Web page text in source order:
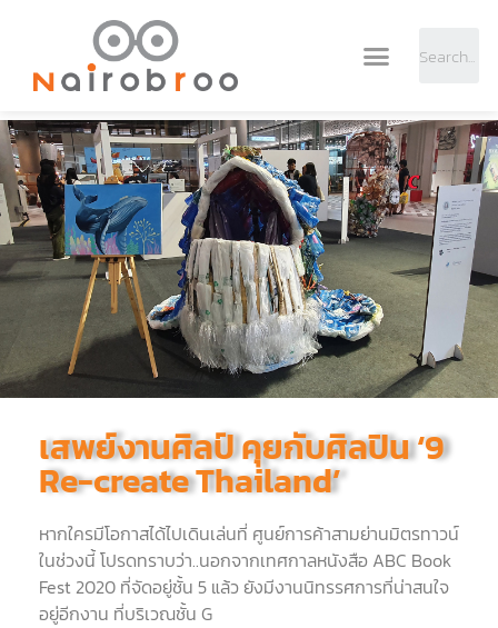
เสพย์งานศิลป์ คุยกับศิลปิน ‘9
Re-create Thailand’
หากใครมีโอกาสได้ไปเดินเล่นที่ ศูนย์การค้าสามย่านมิตรทาวน์
ในช่วงนี้ โปรดทราบว่า..นอกจากเทศกาลหนังสือ ABC Book
Fest 2020 ที่จัดอยู่ชั้น 5 แล้ว ยังมีงานนิทรรศการที่น่าสนใจ
อยู่อีกงาน ที่บริเวณชั้น G